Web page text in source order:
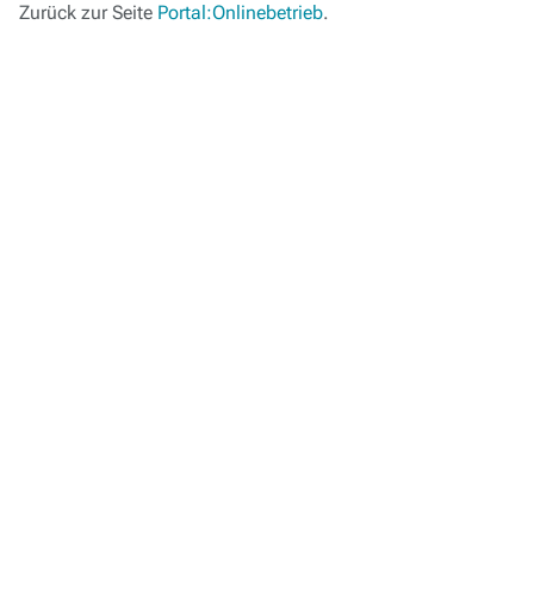
Zurück zur Seite Portal:Onlinebetrieb.